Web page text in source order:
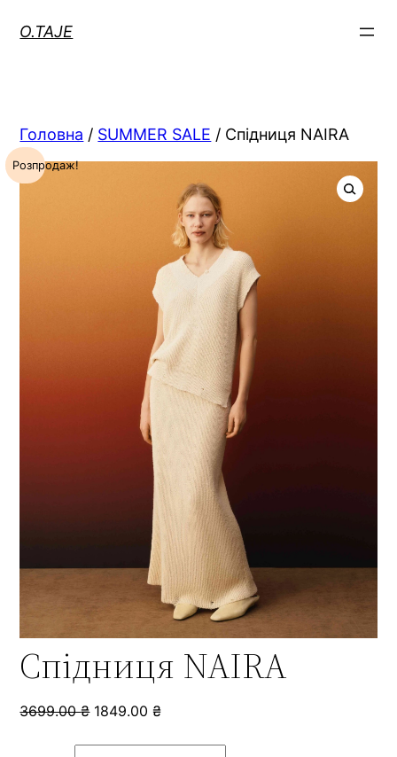
O.TAJE
Головна / SUMMER SALE / Спідниця NAIRA
Розпродаж!
Спідниця NAIRA
3699.00₴ 1849.00₴